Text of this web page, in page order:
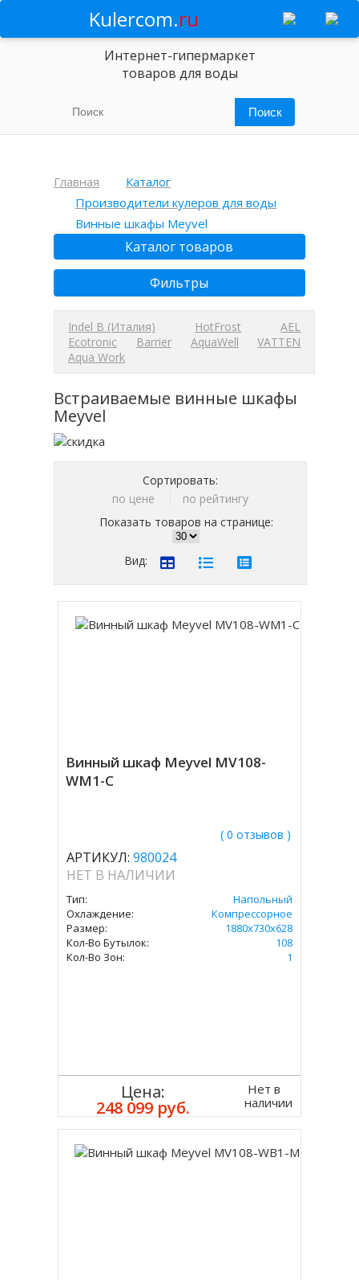
Kulercom.ru
Интернет-гипермаркет
товаров для воды
Главная
Каталог
Производители кулеров для воды
Винные шкафы Meyvel
Каталог товаров
Фильтры
Indel B (Италия) HotFrost
AEL
Ecotronic
Barrier AquaWell
VATTEN
Aqua Work
Встраиваемые винные шкафы
Meyvel
Сортировать:
по цене
по рейтингу
Показать товаров на странице:
Вид:
Винный шкаф Meyvel MV108-
WM1-C
( 0 отзывов )
АРТИКУЛ: 980024
НЕТ В НАЛИЧИИ
Тип:
Напольный
Охлаждение:
Компрессорное
Размер:
1880х730х628
Кол-Во Бутылок:
108
Кол-Во Зон:
1
Цена:
248 099 руб.
Нет в
наличии